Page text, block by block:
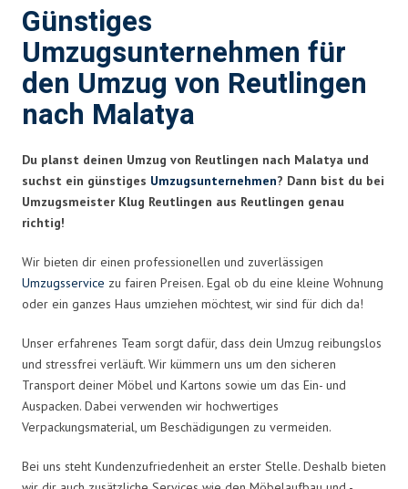
Günstiges
Umzugsunternehmen für
den Umzug von Reutlingen
nach Malatya
Du planst deinen Umzug von Reutlingen nach Malatya und
suchst ein günstiges Umzugsunternehmen? Dann bist du bei
Umzugsmeister Klug Reutlingen aus Reutlingen genau
richtig!
Wir bieten dir einen professionellen und zuverlässigen
Umzugsservice zu fairen Preisen. Egal ob du eine kleine Wohnung
oder ein ganzes Haus umziehen möchtest, wir sind für dich da!
Unser erfahrenes Team sorgt dafür, dass dein Umzug reibungslos
und stressfrei verläuft. Wir kümmern uns um den sicheren
Transport deiner Möbel und Kartons sowie um das Ein- und
Auspacken. Dabei verwenden wir hochwertiges
Verpackungsmaterial, um Beschädigungen zu vermeiden.
Bei uns steht Kundenzufriedenheit an erster Stelle. Deshalb bieten